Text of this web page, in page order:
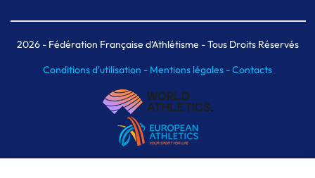
Meeting de Paris indoor
MAIF Ekiden de Paris
2026- Fédération Française d'Athlétisme - Tous Droits Réservés
Conditions d'utilisation - Mentions légales -Contacts